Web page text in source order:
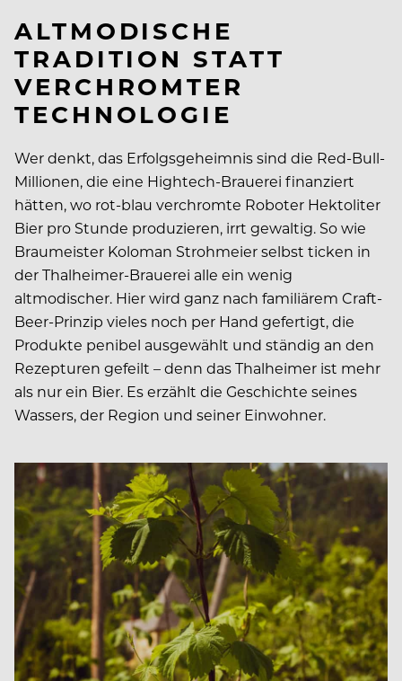
ALTMODISCHE
TRADITION STATT
VERCHROMTER
TECHNOLOGIE
Wer denkt, das Erfolgsgeheimnis sind die Red-Bull-
Millionen, die eine Hightech-Brauerei finanziert
hätten, wo rot-blau verchromte Roboter Hektoliter
Bier pro Stunde produzieren, irrt gewaltig. So wie
Braumeister Koloman Strohmeier selbst ticken in
der Thalheimer-Brauerei alle ein wenig
altmodischer. Hier wird ganz nach familiärem Craft-
Beer-Prinzip vieles noch per Hand gefertigt, die
Produkte penibel ausgewählt und ständig an den
Rezepturen gefeilt – denn das Thalheimer ist mehr
als nur ein Bier. Es erzählt die Geschichte seines
Wassers, der Region und seiner Einwohner.